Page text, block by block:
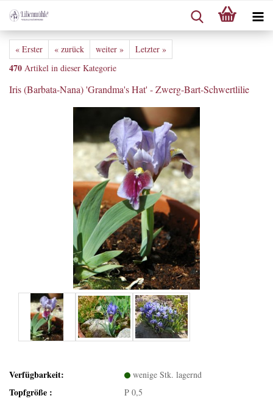
« Erster « zurück weiter » Letzter »
470 Artikel in dieser Kategorie
Iris (Barbata-Nana) 'Grandma's Hat' - Zwerg-Bart-Schwertlilie
Verfügbarkeit: wenige Stk. lagernd
Topfgröße : P 0,5